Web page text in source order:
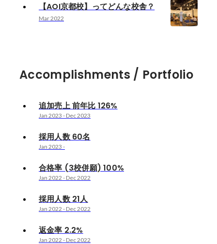
【AOI京都校】ってどんな校舎？
Mar 2022
Accomplishments / Portfolio
追加売上 前年比 126%
Jan 2023 - Dec 2023
採用人数 60名
Jan 2023 -
合格率 (3校併願) 100%
Jan 2022 - Dec 2022
採用人数 21人
Jan 2022 - Dec 2022
返金率 2.2%
Jan 2022 - Dec 2022